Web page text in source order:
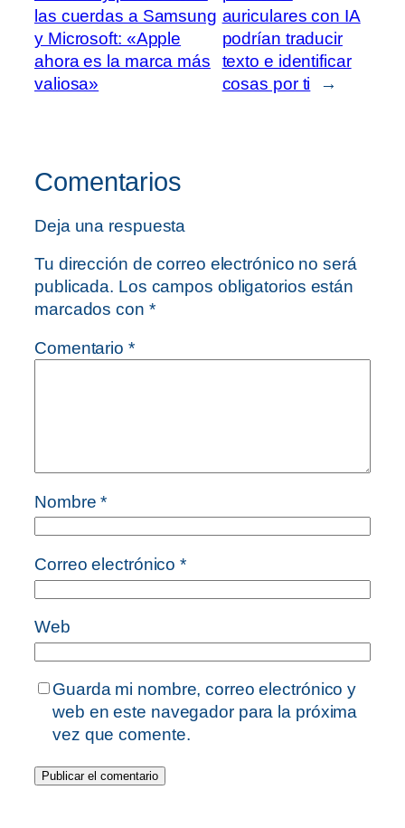
las cuerdas a Samsung
y Microsoft: «Apple
ahora es la marca más
valiosa»
auriculares con IA
podrían traducir
texto e identificar
cosas por ti
→
Comentarios
Deja una respuesta
Tu dirección de correo electrónico no será
publicada. Los campos obligatorios están
marcados con *
Comentario *
Nombre*
Correo electrónico*
Web
Guarda mi nombre, correo electrónico y
web en este navegador para la próxima
vez que comente.